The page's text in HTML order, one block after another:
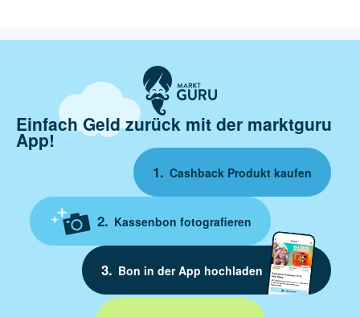
Einfach Geld zurück mit der marktguru
App!
Cashback Produkt kaufen
Kassenbon fotografieren
Bon in der App hochladen